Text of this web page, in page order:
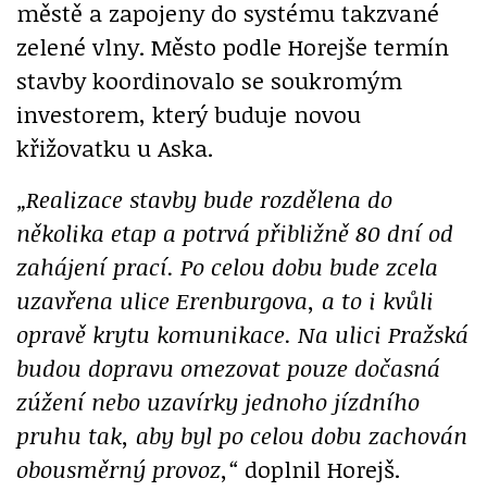
městě a zapojeny do systému takzvané
zelené vlny. Město podle Horejše termín
stavby koordinovalo se soukromým
investorem, který buduje novou
křižovatku u Aska.
„Realizace stavby bude rozdělena do
několika etap a potrvá přibližně 80 dní od
zahájení prací. Po celou dobu bude zcela
uzavřena ulice Erenburgova, a to i kvůli
opravě krytu komunikace. Na ulici Pražská
budou dopravu omezovat pouze dočasná
zúžení nebo uzavírky jednoho jízdního
pruhu tak, aby byl po celou dobu zachován
obousměrný provoz,“ doplnil Horejš.